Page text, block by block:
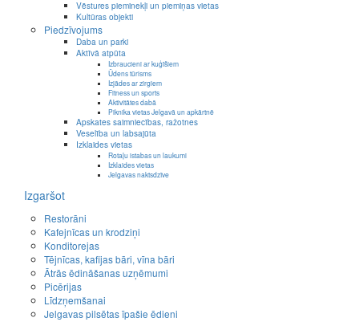
Vēstures pieminekļi un piemiņas vietas
Kultūras objekti
Piedzīvojums
Daba un parki
Aktīvā atpūta
Izbraucieni ar kuģīšiem
Ūdens tūrisms
Izjādes ar zirgiem
Fitness un sports
Aktivitātes dabā
Piknika vietas Jelgavā un apkārtnē
Apskates saimniecības, ražotnes
Veselība un labsajūta
Izklaides vietas
Rotaļu istabas un laukumi
Izklaides vietas
Jelgavas naktsdzīve
Izgaršot
Restorāni
Kafejnīcas un krodziņi
Konditorejas
Tējnīcas, kafijas bāri, vīna bāri
Ātrās ēdināšanas uzņēmumi
Picērijas
Līdzņemšanai
Jelgavas pilsētas īpašie ēdieni